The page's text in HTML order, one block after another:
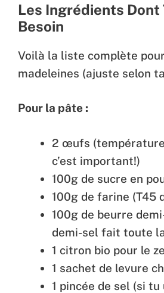
Les Ingrédients Dont
Besoin
Voilà la liste complète
madeleines (ajuste selon
Pour la pâte :
2 œufs
c’est important!)
100g de sucre en
100g de farine (T45
100g de beurre
demi-sel fait toute
1 citron bio pour le
1 sachet de levure
1 pincée de sel (si